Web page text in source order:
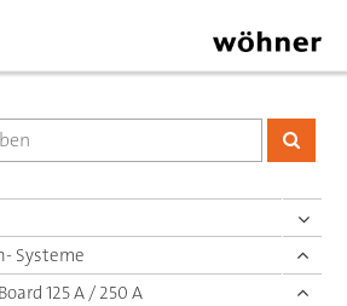
Systeme
125 A / 250 A